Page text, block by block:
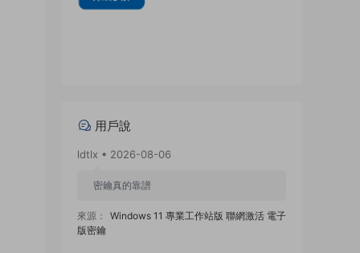
用戶說
ldtlx • 2026-08-06
密鑰真的靠譜
來源：
Windows 11 專業工作站版 聯網激活 電子
版密鑰